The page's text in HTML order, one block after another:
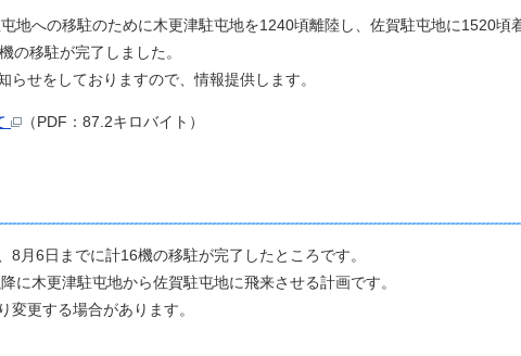
地への移駐のために木更津駐屯地を1240頃離陸し、佐賀駐屯地に1520頃
の移駐が完了しました。
せをしておりますので、情報提供します。
（PDF：87.2キロバイト）
月6日までに計16機の移駐が完了したところです。
木更津駐屯地から佐賀駐屯地に飛来させる計画です。
更する場合があります。